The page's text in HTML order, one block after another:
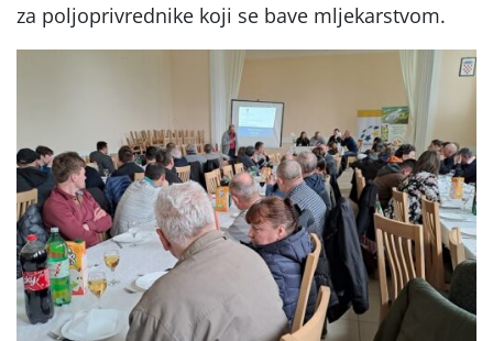
za poljoprivrednike koji se bave mljekarstvom.